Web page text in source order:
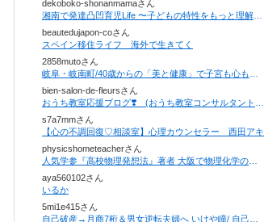
dekoboko-shonanmamaさん
beautedujapon-coさん
スペイン移住ライフ 海外で生きてく
2858mutoさん
bien-salon-de-fleursさん
s7a7mmさん
【心の不調回復♡相談室】心理カウンセラー 西田アキ
physicshometeacherさん
aya560102さん
いるか
5mi1e415さん